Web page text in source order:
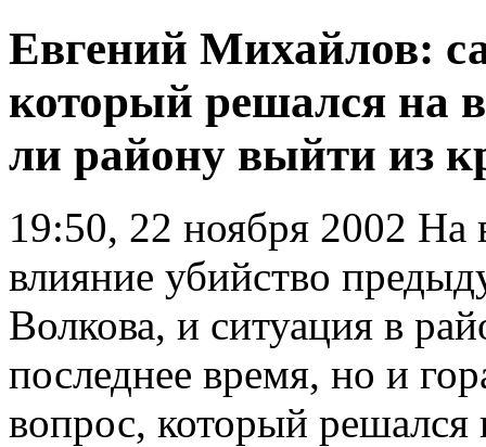
Евгений Михайлов:
который решался на
ли району выйти из
19:50, 22 ноября 2002 На
влияние убийство
Волкова, и ситуация в
последнее время, но и
вопрос, который решался